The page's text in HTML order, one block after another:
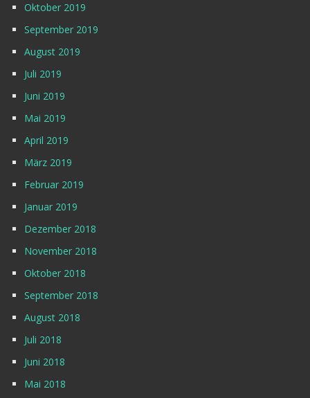
Oktober 2019
September 2019
August 2019
Juli 2019
Juni 2019
Mai 2019
April 2019
März 2019
Februar 2019
Januar 2019
Dezember 2018
November 2018
Oktober 2018
September 2018
August 2018
Juli 2018
Juni 2018
Mai 2018